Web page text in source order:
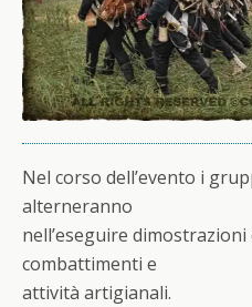
Nel corso dell’evento i
alterneranno
nell’eseguire
combattimenti e
attività artigianali.